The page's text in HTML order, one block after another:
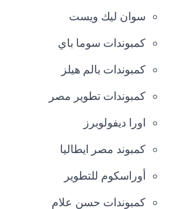
سوان ليك ويست
كمبوندات سوما باي
كمبوندات بالم هيلز
كمبوندات تطوير مصر
اورا ديفولوبرز
كمبوند مصر ايطاليا
أوراسكوم للتطوير
كمبوندات حسن علام